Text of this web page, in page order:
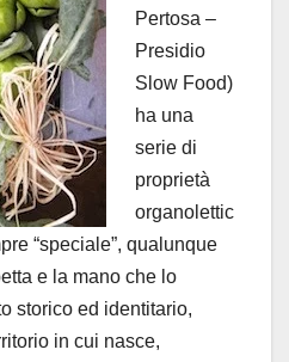
Pertosa –
Presidio
Slow Food)
ha una
serie di
proprietà
organolettic
“speciale”, qualunque
e la mano che lo
storico ed identitario,
in cui nasce,